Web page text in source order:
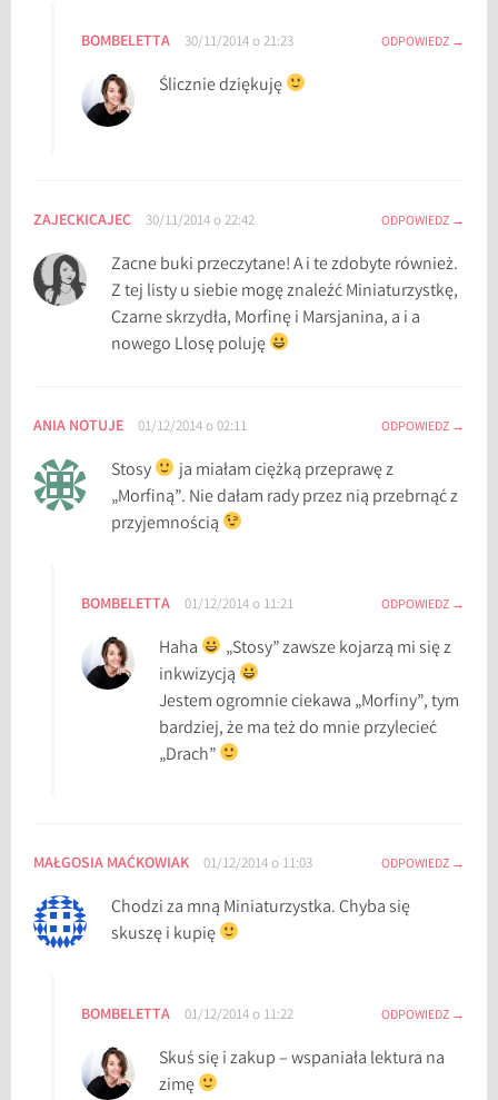
BOMBELETTA 30/11/2014 o 21:23 ODPOWIEDZ
Ślicznie dziękuję
ZAJECKICAJEC 30/11/2014 o 22:42 ODPOWIEDZ
Zacne buki przeczytane! A i te zdobyte również.
Z tej listy u siebie mogę znaleźć Miniaturzystkę,
Czarne skrzydła, Morfinę i Marsjanina, a i a
nowego Llosę poluję
ANIA NOTUJE 01/12/2014 o 02:11 ODPOWIEDZ
Stosy
ja miałam ciężką przeprawę z
„Morfiną”. Nie dałam rady przez nią przebrnąć z
przyjemnością
BOMBELETTA 01/12/2014 o 11:21 ODPOWIEDZ
Haha
„Stosy” zawsze kojarzą mi się z
inkwizycją
Jestem ogromnie ciekawa „Morfiny”, tym
bardziej, że ma też do mnie przylecieć
„Drach”
MAŁGOSIA MAĆKOWIAK 01/12/2014 o 11:03 ODPOWIEDZ
Chodzi za mną Miniaturzystka. Chyba się
skuszę i kupię
BOMBELETTA 01/12/2014 o 11:22 ODPOWIEDZ
Skuś się i zakup – wspaniała lektura na
zimę